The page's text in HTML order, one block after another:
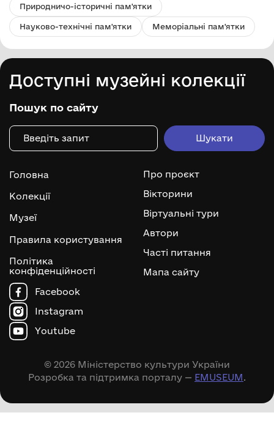
Природничо-історичні пам'ятки
Науково-технічні пам'ятки Меморіальні пам'ятки
Доступні музейні колекції
Пошук по сайту
Головна
Колекції
Музеї
Правила користування
Політика
конфіденційності
Про проєкт
Вікторини
Віртуальні тури
Автори
Часті питання
Мапа сайту
Facebook
Instagram
Youtube
© 2026 Міністерство культури України
Розробка та підтримка порталу — EMUSEUM.